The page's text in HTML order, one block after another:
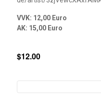
VVK: 12,00 Euro
AK: 15,00 Euro
$12.00